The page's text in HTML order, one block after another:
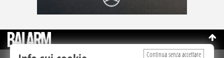
Continua senza accettare